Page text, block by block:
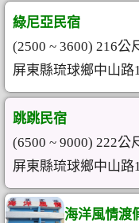
綠尼亞民宿
(2500 ~ 3600) 216公
屏東縣琉球鄉中山路
跳跳民宿
(6500 ~ 9000) 222公
屏東縣琉球鄉中山路
海洋風情渡